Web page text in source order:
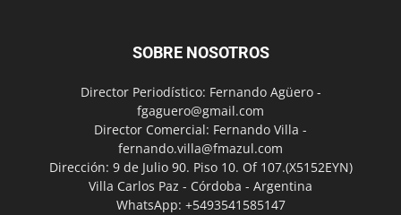
SOBRE NOSOTROS
Director Periodístico: Fernando Agüero -
fgaguero@gmail.com
Director Comercial: Fernando Villa -
fernando.villa@fmazul.com
Dirección: 9 de Julio 90. Piso 10. Of 107.(X5152EYN)
Villa Carlos Paz - Córdoba - Argentina
WhatsApp: +5493541585147